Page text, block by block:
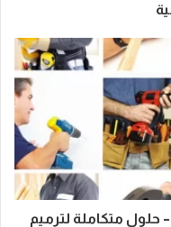
– حلول متكاملة لترميم